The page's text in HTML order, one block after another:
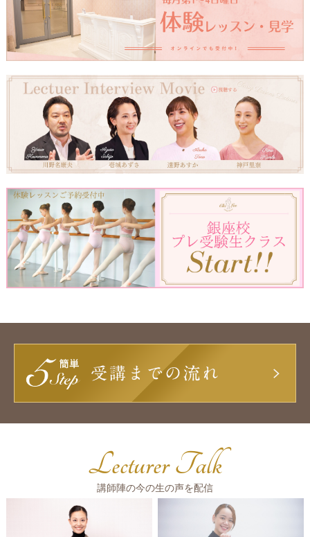
Lecturer Talk
講師陣の今の生の声を配信